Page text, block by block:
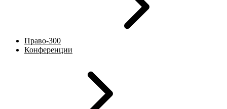
Право-300
Конференции